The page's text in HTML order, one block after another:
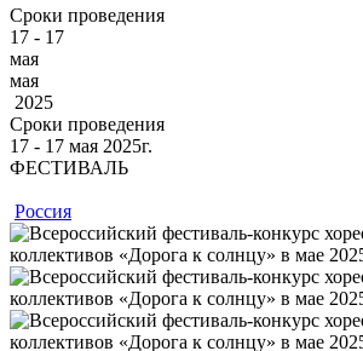
Сроки проведения
17 - 17
мая
мая
2025
Сроки проведения
17 ‐ 17 мая 2025г.
ФЕСТИВАЛЬ
Россия